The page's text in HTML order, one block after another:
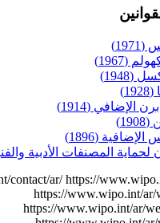
(1967)
(1948)
الإضافي (1914)
(1896)
لحماية المصنفات الأدبية والفنية
contact/ar/ https://
https://www.wipo.int/ar/
https://www.wipo.int/ar/